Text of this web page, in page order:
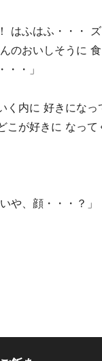
はふはふ・・・
のおいしそうに
・」
内に 好きになっ
が好きに なって
や、顔・・・？」